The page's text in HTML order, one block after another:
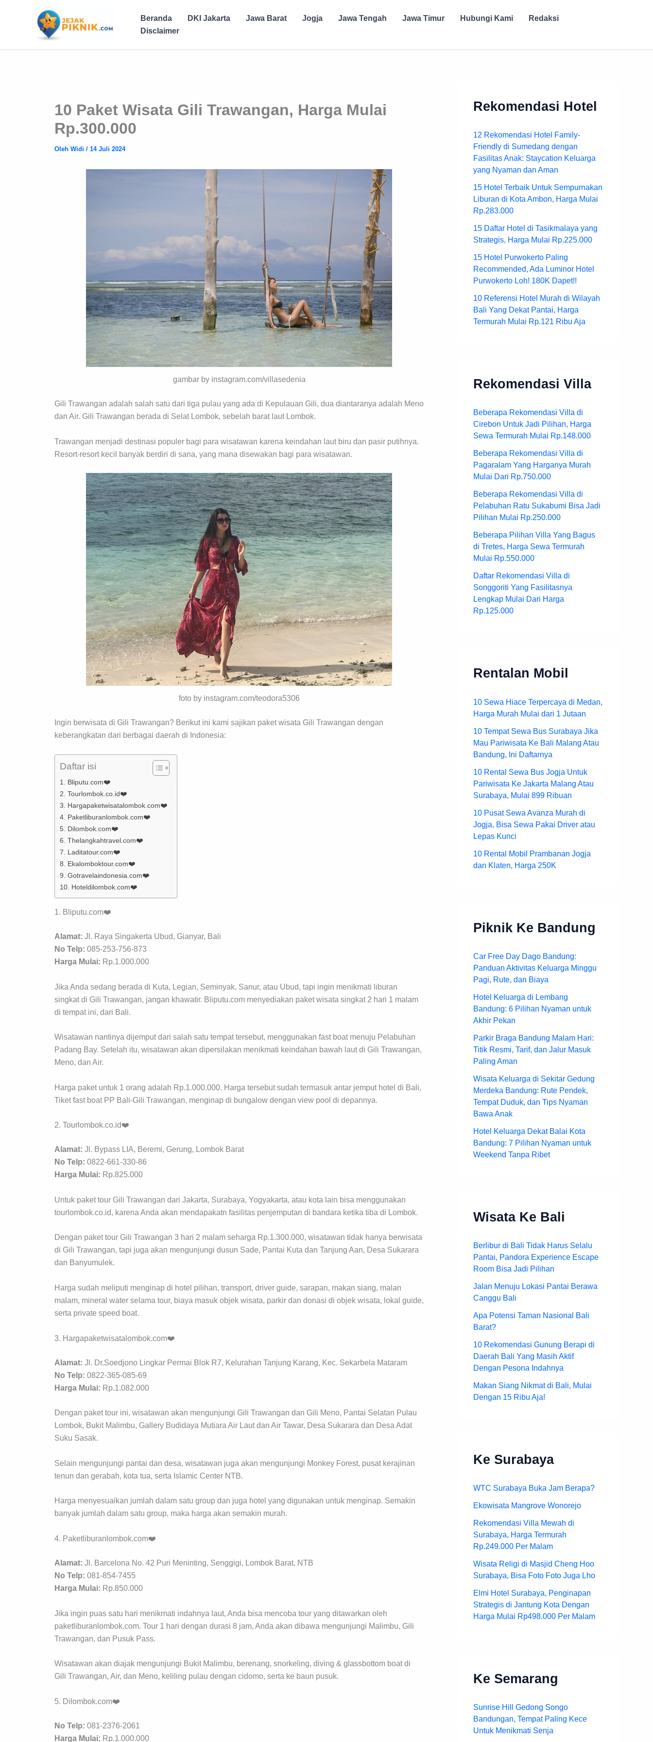
Beranda DKI Jakarta Jawa Barat Jogja Jawa Tengah Jawa Timur Hubungi Kami
Redaksi
Disclaimer
10 Paket Wisata Gili Trawangan, Harga Mulai
Rp.300.000
Oleh Widi / 14 Juli 2024
gambar by instagram.com/villasedenia
Gili Trawangan adalah salah satu dari tiga pulau yang ada di Kepulauan Gili, dua diantaranya adalah Meno
dan Air. Gili Trawangan berada di Selat Lombok, sebelah barat laut Lombok.
Trawangan menjadi destinasi populer bagi para wisatawan karena keindahan laut biru dan pasir putihnya.
Resort-resort kecil banyak berdiri di sana, yang mana disewakan bagi para wisatawan.
foto by instagram.com/teodora5306
Ingin berwisata di Gili Trawangan? Berikut ini kami sajikan paket wisata Gili Trawangan dengan
keberangkatan dari berbagai daerah di Indonesia:
Daftar isi
1. Bliputu.com❤️
2. Tourlombok.co.id❤️
3. Hargapaketwisatalombok.com❤️
4. Paketliburanlombok.com❤️
5. Dilombok.com❤️
6. Thelangkahtravel.com❤️
7. Laditatour.com❤️
8. Ekalomboktour.com❤️
9. Gotravelaindonesia.com❤️
10. Hoteldilombok.com❤️
1. Bliputu.com❤️
Alamat: Jl. Raya Singakerta Ubud, Gianyar, Bali
No Telp: 085-253-756-873
Harga Mulai: Rp.1.000.000
Jika Anda sedang berada di Kuta, Legian, Seminyak, Sanur, atau Ubud, tapi ingin menikmati liburan
singkat di Gili Trawangan, jangan khawatir. Bliputu.com menyediakan paket wisata singkat 2 hari 1 malam
di tempat ini, dari Bali.
Wisatawan nantinya dijemput dari salah satu tempat tersebut, menggunakan fast boat menuju Pelabuhan
Padang Bay. Setelah itu, wisatawan akan dipersilakan menikmati keindahan bawah laut di Gili Trawangan,
Meno, dan Air.
Harga paket untuk 1 orang adalah Rp.1.000.000. Harga tersebut sudah termasuk antar jemput hotel di Bali,
Tiket fast boat PP Bali-Gili Trawangan, menginap di bungalow dengan view pool di depannya.
2. Tourlombok.co.id❤️
Alamat: Jl. Bypass LIA, Beremi, Gerung, Lombok Barat
No Telp: 0822-661-330-86
Harga Mulai: Rp.825.000
Untuk paket tour Gili Trawangan dari Jakarta, Surabaya, Yogyakarta, atau kota lain bisa menggunakan
tourlombok.co.id, karena Anda akan mendapakatn fasilitas penjemputan di bandara ketika tiba di Lombok.
Dengan paket tour Gili Trawangan 3 hari 2 malam seharga Rp.1.300.000, wisatawan tidak hanya berwisata
di Gili Trawangan, tapi juga akan mengunjungi dusun Sade, Pantai Kuta dan Tanjung Aan, Desa Sukarara
dan Banyumulek.
Harga sudah meliputi menginap di hotel pilihan, transport, driver guide, sarapan, makan siang, malan
malam, mineral water selama tour, biaya masuk objek wisata, parkir dan donasi di objek wisata, lokal guide,
serta private speed boat.
3. Hargapaketwisatalombok.com❤️
Alamat: Jl. Dr.Soedjono Lingkar Permai Blok R7, Kelurahan Tanjung Karang, Kec. Sekarbela Mataram
No Telp: 0822-365-085-69
Harga Mulai: Rp.1.082.000
Dengan paket tour ini, wisatawan akan mengunjungi Gili Trawangan dan Gili Meno, Pantai Selatan Pulau
Lombok, Bukit Malimbu, Gallery Budidaya Mutiara Air Laut dan Air Tawar, Desa Sukarara dan Desa Adat
Suku Sasak.
Selain mengunjungi pantai dan desa, wisatawan juga akan mengunjungi Monkey Forest, pusat kerajinan
tenun dan gerabah, kota tua, serta Islamic Center NTB.
Harga menyesuaikan jumlah dalam satu group dan juga hotel yang digunakan untuk menginap. Semakin
banyak jumlah dalam satu group, maka harga akan semakin murah.
4. Paketliburanlombok.com❤️
Alamat: Jl. Barcelona No. 42 Puri Meninting, Senggigi, Lombok Barat, NTB
No Telp: 081-854-7455
Harga Mulai: Rp.850.000
Jika ingin puas satu hari menikmati indahnya laut, Anda bisa mencoba tour yang ditawarkan oleh
paketliburanlombok.com. Tour 1 hari dengan durasi 8 jam, Anda akan dibawa mengunjungi Malimbu, Gili
Trawangan, dan Pusuk Pass.
Wisatawan akan diajak mengunjungi Bukit Malimbu, berenang, snorkeling, diving & glassbottom boat di
Gili Trawangan, Air, dan Meno, keliling pulau dengan cidomo, serta ke baun pusuk.
5. Dilombok.com❤️
No Telp: 081-2376-2061
Harga Mulai: Rp.1.000.000
Rekomendasi Hotel
12 Rekomendasi Hotel Family-
Friendly di Sumedang dengan
Fasilitas Anak: Staycation Keluarga
yang Nyaman dan Aman
15 Hotel Terbaik Untuk Sempurnakan
Liburan di Kota Ambon, Harga Mulai
Rp.283.000
15 Daftar Hotel di Tasikmalaya yang
Strategis, Harga Mulai Rp.225.000
15 Hotel Purwokerto Paling
Recommended, Ada Luminor Hotel
Purwokerto Loh! 180K Dapet!!
10 Referensi Hotel Murah di Wilayah
Bali Yang Dekat Pantai, Harga
Termurah Mulai Rp.121 Ribu Aja
Rekomendasi Villa
Beberapa Rekomendasi Villa di
Cirebon Untuk Jadi Pilihan, Harga
Sewa Termurah Mulai Rp.148.000
Beberapa Rekomendasi Villa di
Pagaralam Yang Harganya Murah
Mulai Dari Rp.750.000
Beberapa Rekomendasi Villa di
Pelabuhan Ratu Sukabumi Bisa Jadi
Pilihan Mulai Rp.250.000
Beberapa Pilihan Villa Yang Bagus
di Tretes, Harga Sewa Termurah
Mulai Rp.550.000
Daftar Rekomendasi Villa di
Songgoriti Yang Fasilitasnya
Lengkap Mulai Dari Harga
Rp.125.000
Rentalan Mobil
10 Sewa Hiace Terpercaya di Medan,
Harga Murah Mulai dari 1 Jutaan
10 Tempat Sewa Bus Surabaya Jika
Mau Pariwisata Ke Bali Malang Atau
Bandung, Ini Daftarnya
10 Rental Sewa Bus Jogja Untuk
Pariwisata Ke Jakarta Malang Atau
Surabaya, Mulai 899 Ribuan
10 Pusat Sewa Avanza Murah di
Jogja, Bisa Sewa Pakai Driver atau
Lepas Kunci
10 Rental Mobil Prambanan Jogja
dan Klaten, Harga 250K
Piknik Ke Bandung
Car Free Day Dago Bandung:
Panduan Aktivitas Keluarga Minggu
Pagi, Rute, dan Biaya
Hotel Keluarga di Lembang
Bandung: 6 Pilihan Nyaman untuk
Akhir Pekan
Parkir Braga Bandung Malam Hari:
Titik Resmi, Tarif, dan Jalur Masuk
Paling Aman
Wisata Keluarga di Sekitar Gedung
Merdeka Bandung: Rute Pendek,
Tempat Duduk, dan Tips Nyaman
Bawa Anak
Hotel Keluarga Dekat Balai Kota
Bandung: 7 Pilihan Nyaman untuk
Weekend Tanpa Ribet
Wisata Ke Bali
Berlibur di Bali Tidak Harus Selalu
Pantai, Pandora Experience Escape
Room Bisa Jadi Pilihan
Jalan Menuju Lokasi Pantai Berawa
Canggu Bali
Apa Potensi Taman Nasional Bali
Barat?
10 Rekomendasi Gunung Berapi di
Daerah Bali Yang Masih Aktif
Dengan Pesona Indahnya
Makan Siang Nikmat di Bali, Mulai
Dengan 15 Ribu Aja!
Ke Surabaya
WTC Surabaya Buka Jam Berapa?
Ekowisata Mangrove Wonorejo
Rekomendasi Villa Mewah di
Surabaya, Harga Termurah
Rp.249.000 Per Malam
Wisata Religi di Masjid Cheng Hoo
Surabaya, Bisa Foto Foto Juga Lho
Elmi Hotel Surabaya, Penginapan
Strategis di Jantung Kota Dengan
Harga Mulai Rp498.000 Per Malam
Ke Semarang
Sunrise Hill Gedong Songo
Bandungan, Tempat Paling Kece
Untuk Menikmati Senja